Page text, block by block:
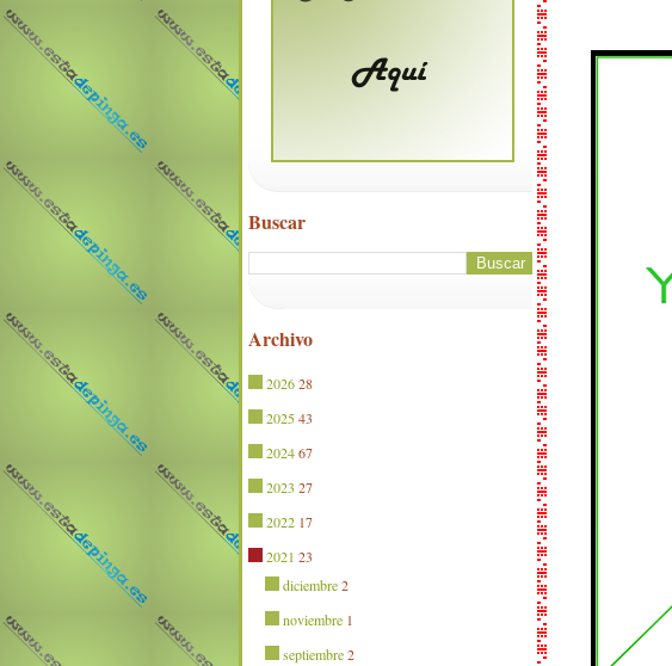
Buscar
Archivo
202628
202543
202467
2023 27
2022 17
2021 23
diciembre 2
noviembre 1
septiembre 2